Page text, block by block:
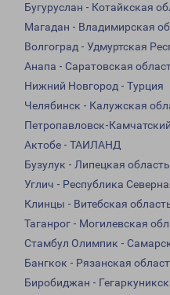
Бугуруслан - Котайкская
Магадан - Владимирская
Волгоград - Удмуртская
Анапа - Саратовская
Нижний Новгород - Турция
Челябинск - Калужская
Петропавловск-
Актобе - ТАИЛАНД
Бузулук - Липецкая область
Углич - Республика
Клинцы - Витебская
Таганрог - Могилевская
Стамбул Олимпик -
Бангкок - Рязанская
Биробиджан -